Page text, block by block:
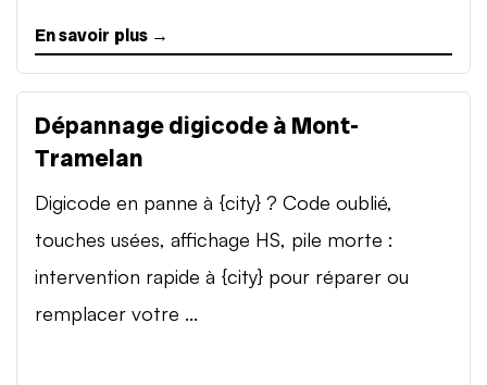
En savoir plus →
Dépannage digicode à Mont-
Tramelan
Digicode en panne à {city} ? Code oublié,
touches usées, affichage HS, pile morte :
intervention rapide à {city} pour réparer ou
remplacer votre ...